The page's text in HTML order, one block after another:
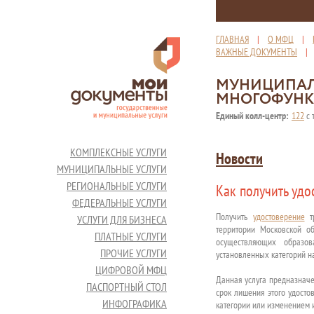
ГЛАВНАЯ | О МФЦ |
ВАЖНЫЕ ДОКУМЕНТЫ
Единый колл-центр: 122с
КОМПЛЕКСНЫЕ УСЛУГИ
МУНИЦИПАЛЬНЫЕ УСЛУГИ
РЕГИОНАЛЬНЫЕ УСЛУГИ
ФЕДЕРАЛЬНЫЕ УСЛУГИ
УСЛУГИ ДЛЯ БИЗНЕСА
ПЛАТНЫЕ УСЛУГИ
ПРОЧИЕ УСЛУГИ
ЦИФРОВОЙ МФЦ
ПАСПОРТНЫЙ СТОЛ
ИНФОГРАФИКА
Новости
Как получить
Получить удостоверение
территории Московской
осуществляющих
установленных категорий
Данная услуга
срок лишения этого
категории или изменением